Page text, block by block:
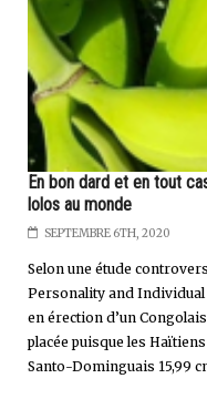
En bon dard et en tout
lolos au monde
SEPTEMBRE 6TH, 2020
Selon une étude
Personality and
en érection d’un
placée puisque les
Santo-Dominguais 15,99